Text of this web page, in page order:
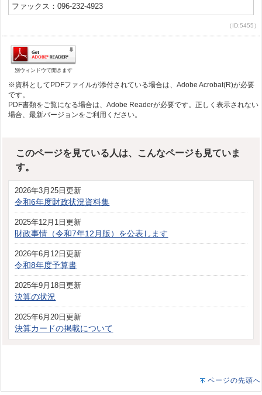
ファックス：096-232-4923
（ID:5455）
別ウィンドウで開きます
※資料としてPDFファイルが添付されている場合は、Adobe Acrobat(R)が必要
です。
PDF書類をご覧になる場合は、Adobe Readerが必要です。正しく表示されない
場合、最新バージョンをご利用ください。
このページを見ている人は、こんなページも見ていま
す。
2026年3月25日更新
令和6年度財政状況資料集
2025年12月1日更新
財政事情（令和7年12月版）を公表します
2026年6月12日更新
令和8年度予算書
2025年9月18日更新
決算の状況
2025年6月20日更新
決算カードの掲載について
ページの先頭へ